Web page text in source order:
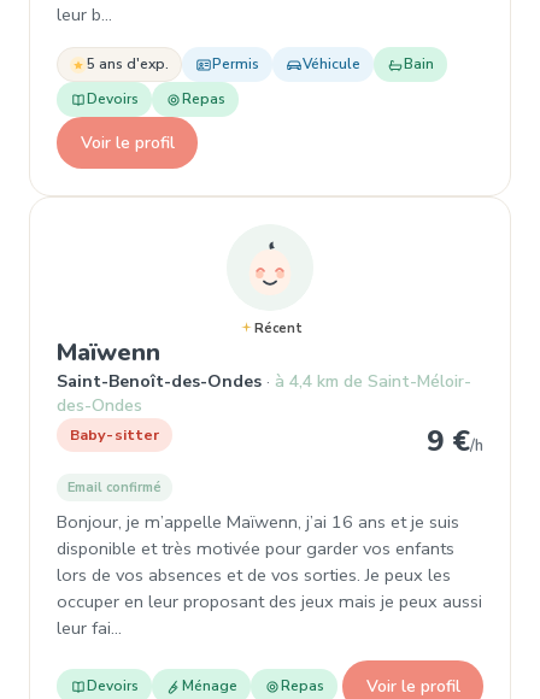
leur b…
5 ans d'exp. Permis Véhicule
Bain
Devoirs
Repas
Voir le profil
Récent
Maïwenn
Saint-Benoît-des-Ondes
à 4,4 km de Saint-Méloir-
des-Ondes
Baby-sitter 9 €/h
Email confirmé
Bonjour, je m’appelle Maïwenn, j’ai 16 ans et je suis
disponible et très motivée pour garder vos enfants
lors de vos absences et de vos sorties. Je peux les
occuper en leur proposant des jeux mais je peux aussi
leur fai…
Devoirs Ménage Repas Voir le profil